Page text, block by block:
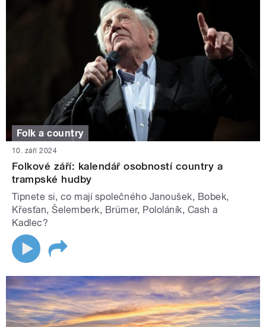
Folk a country
10. září 2024
Folkové září: kalendář osobností country a
trampské hudby
Tipnete si, co mají společného Janoušek, Bobek,
Křesťan, Šelemberk, Brümer, Pololáník, Cash a
Kadlec?